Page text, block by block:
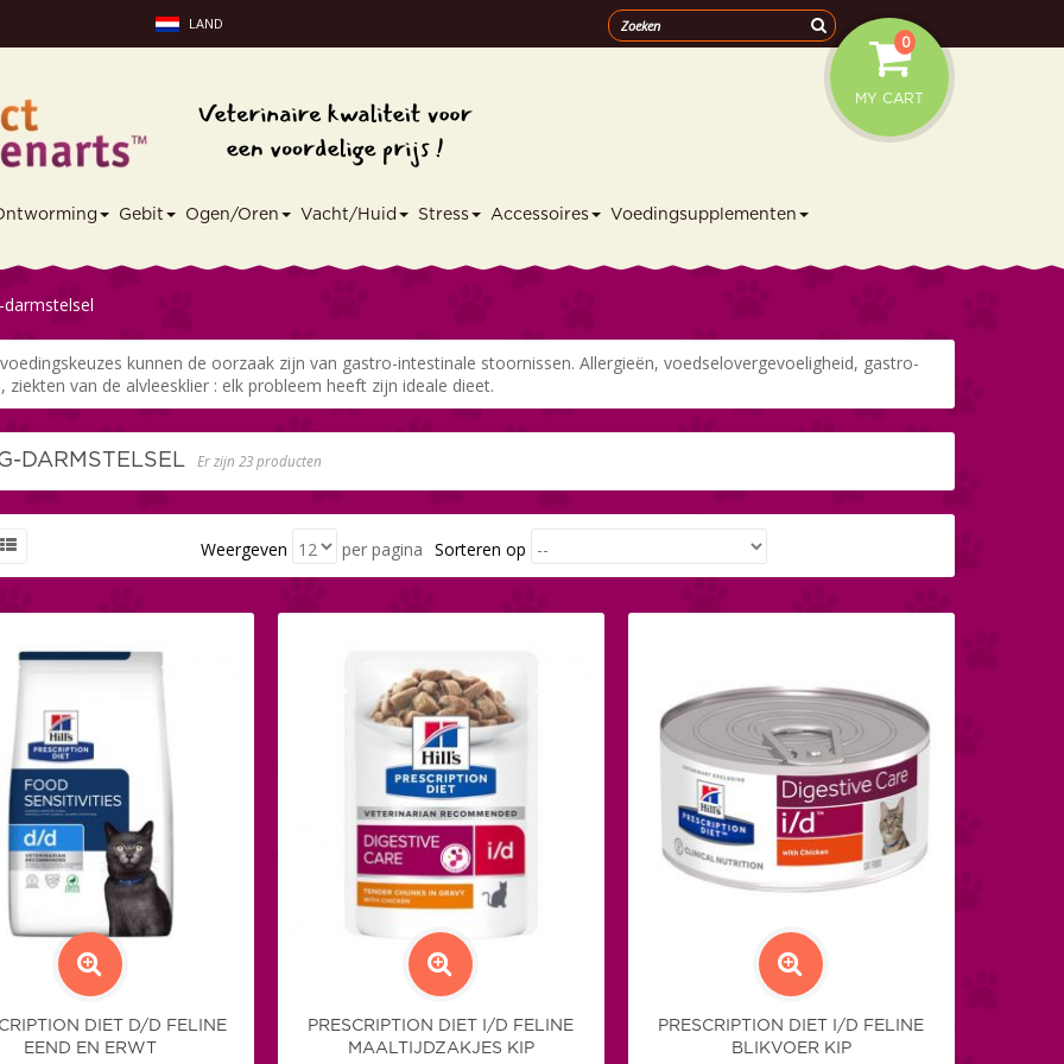
LAND
MY CART
0
Gebit Ogen/Oren Vacht/Huid Stress Accessoires Voedingsupplementen
darmstelsel
kunnen de oorzaak zijn van gastro-intestinale stoornissen. Allergieën, voedselovergevoeligheid, gastro-
ziekten van de alvleesklier : elk probleem heeft zijn ideale dieet.
DARMSTELSEL Er zijn 23 producten
Sorteren op
Weergeven per pagina
DIET D/D FELINE
EEND EN ERWT
PRESCRIPTION DIET I/D FELINE
MAALTIJDZAKJES KIP
PRESCRIPTION DIET I/D FELINE
BLIKVOER KIP